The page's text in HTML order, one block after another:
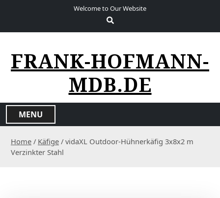
Welcome to Our Website
FRANK-HOFMANN-
MDB.DE
MENU
Home / Käfige / vidaXL Outdoor-Hühnerkäfig 3x8x2 m
Verzinkter Stahl